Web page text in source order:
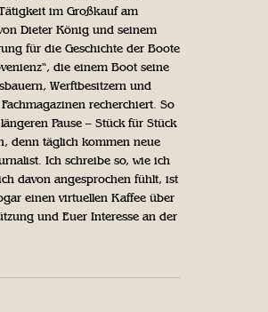
im Großkauf am
Dieter König und seinem
für die Geschichte der Boote
die einem Boot seine
Werftbesitzern und
recherchiert. So
Pause – Stück für Stück
denn täglich kommen neue
Ich schreibe so, wie ich
davon angesprochen fühlt, ist
einen virtuellen Kaffee über
und Euer Interesse an der